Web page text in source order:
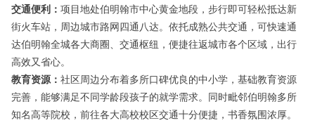
交通便利： 项目地处伯明翰市中心黄金地段，步行即可轻松抵达新
街火车站，周边城市路网四通八达。依托成熟公共交通，可快速通
达伯明翰全城各大商圈、交通枢纽，便捷往返城市各个区域，出行
高效又省心。
教育资源： 社区周边分布着多所口碑优良的中小学，基础教育资源
完善，能够满足不同学龄段孩子的就学需求。同时毗邻伯明翰多所
知名高等院校，前往各大高校校区交通十分便捷，书香氛围浓厚。